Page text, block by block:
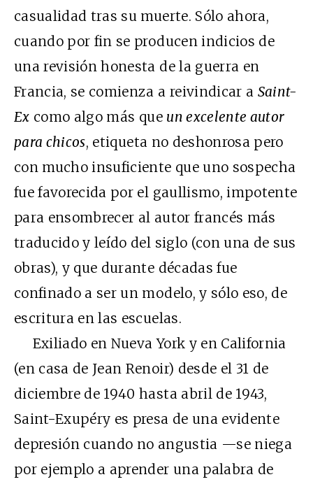
casualidad tras su muerte. Sólo ahora,
cuando por fin se producen indicios de
una revisión honesta de la guerra en
Francia, se comienza a reivindicar a Saint-
Ex como algo más que un excelente autor
para chicos, etiqueta no deshonrosa pero
con mucho insuficiente que uno sospecha
fue favorecida por el gaullismo, impotente
para ensombrecer al autor francés más
traducido y leído del siglo (con una de sus
obras), y que durante décadas fue
confinado a ser un modelo, y sólo eso, de
escritura en las escuelas.
Exiliado en Nueva York y en California
(en casa de Jean Renoir) desde el 31 de
diciembre de 1940 hasta abril de 1943,
Saint-Exupéry es presa de una evidente
depresión cuando no angustia —se niega
por ejemplo a aprender una palabra de